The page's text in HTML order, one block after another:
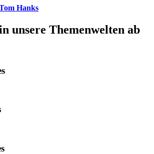
Hanks
unsere Themenwelten ab